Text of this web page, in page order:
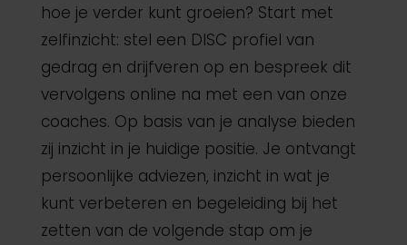
hoe je verder kunt groeien? Start met
zelfinzicht: stel een DISC profiel van
gedrag en drijfveren op en bespreek dit
vervolgens online na met een van onze
coaches. Op basis van je analyse bieden
zij inzicht in je huidige positie. Je ontvangt
persoonlijke adviezen, inzicht in wat je
kunt verbeteren en begeleiding bij het
zetten van de volgende stap om je